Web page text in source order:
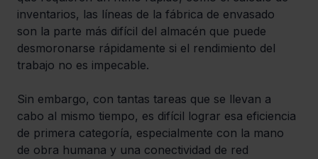
inventarios, las líneas de la fábrica de envasado
son la parte más difícil del almacén que puede
desmoronarse rápidamente si el rendimiento del
trabajo no es impecable.
Sin embargo, con tantas tareas que se llevan a
cabo al mismo tiempo, es difícil lograr esa eficiencia
de primera categoría, especialmente con la mano
de obra humana y una conectividad de red